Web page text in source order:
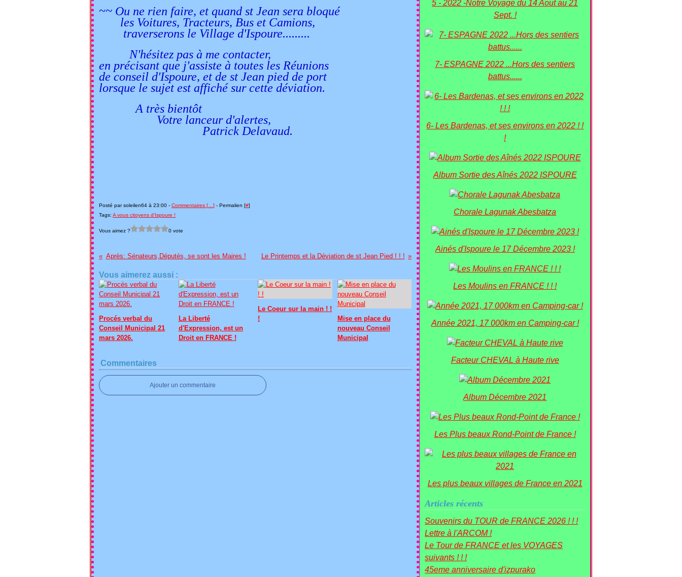
~~ Ou ne rien faire, et quand st Jean sera bloqué
les Voitures, Tracteurs, Bus et Camions,
traverserons le Village d'Ispoure.........
N'hésitez pas à me contacter,
en précisant que j'assiste à toutes les Réunions
de conseil d'Ispoure, et de st Jean pied de port
lorsque le sujet est affichésur cette déviation.
A très bientôt
Votre lanceur d'alertes,
Patrick Delavaud.
Posté par soleilen64 à 23:00 - Commentaires [ ] - Permalien [#]
Tags: A vous citoyens d'Ispoure !
Vous aimez ? 0 vote
Après: Sénateurs,Députés, se sont les Maires ! Le Printemps et la Déviation de st Jean Pied ! ! !
Vous aimerez aussi :
Procés verbal du
Conseil Municipal 21
mars 2026.
La Liberté
d'Expression, est un
Droit en FRANCE !
Le Coeur sur la main ! !
!
Mise en place du
nouveau Conseil
Municipal
Commentaires
Ajouter un commentaire
5 - 2022 -Notre Voyage du 14 Aout au 21
Sept. !
7- ESPAGNE 2022 ...Hors des sentiers
battus......
6- Les Bardenas, et ses environs en 2022 ! !
!
Album Sortie des Aînés 2022 ISPOURE
Chorale Lagunak Abesbatza
Ainés d'Ispoure le 17 Décembre 2023 !
Les Moulins en FRANCE ! ! !
Année 2021, 17 000km en Camping-car !
Facteur CHEVAL à Haute rive
Album Décembre 2021
Les Plus beaux Rond-Point de France !
Les plus beaux villages de France en 2021
Articles récents
Souvenirs du TOUR de FRANCE 2026 ! ! !
Lettre à l'ARCOM !
Le Tour de FRANCE et les VOYAGES
suivants ! ! !
45eme anniversaire d'izpurako